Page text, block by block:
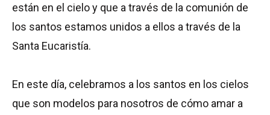
están en el cielo y que a través de la comunión de
los santos estamos unidos a ellos a través de la
Santa Eucaristía.
En este día, celebramos a los santos en los cielos
que son modelos para nosotros de cómo amar a